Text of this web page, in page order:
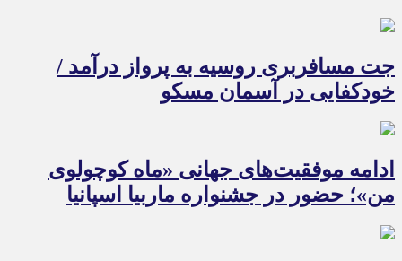
جت مسافربری روسیه به پرواز درآمد /
خودکفایی در آسمان مسکو
ادامه موفقیت‌های جهانی «ماه کوچولوی
من»؛ حضور در جشنواره ماربیا اسپانیا